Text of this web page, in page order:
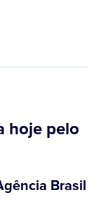
hoje pelo
Brasil